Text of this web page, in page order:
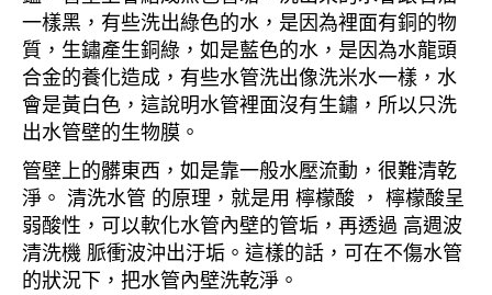
一樣黑，有些洗出綠色的水，是因為裡面有銅的物
質，生鏽產生銅綠，如是藍色的水，是因為水龍頭
合金的養化造成，有些水管洗出像洗米水一樣，水
會是黃白色，這說明水管裡面沒有生鏽，所以只洗
出水管壁的生物膜。
管壁上的髒東西，如是靠一般水壓流動，很難清乾
淨。 清洗水管 的原理，就是用 檸檬酸 ， 檸檬酸呈
弱酸性，可以軟化水管內壁的管垢，再透過 高週波
清洗機 脈衝波沖出汙垢。這樣的話，可在不傷水管
的狀況下，把水管內壁洗乾淨。